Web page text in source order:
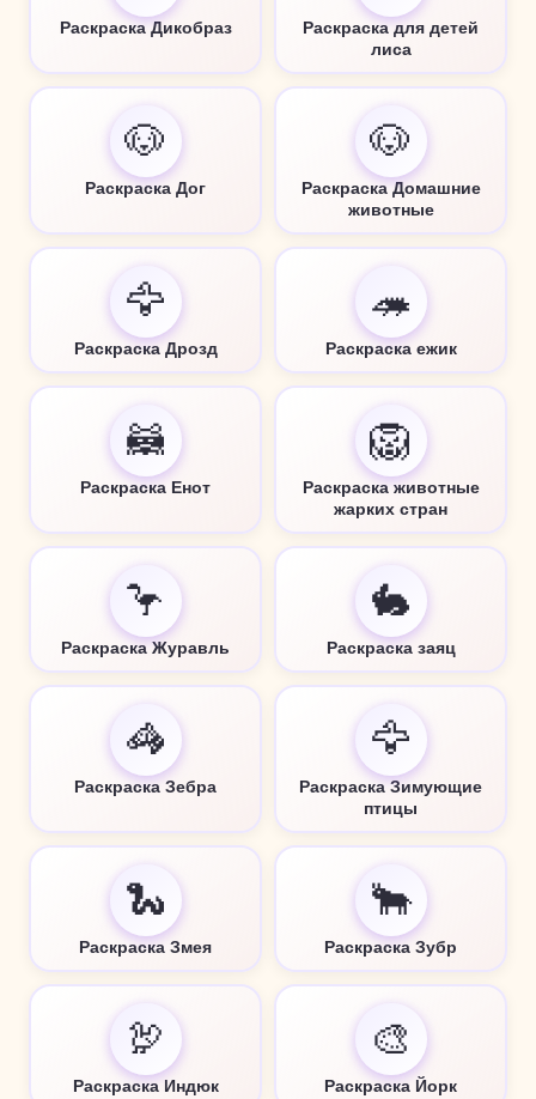
Раскраска Дикобраз
Раскраска для детей
лиса
🐶
Раскраска Дог
🐶
Раскраска Домашние
животные
🦅
Раскраска Дрозд
🦔
Раскраска ежик
🦝
Раскраска Енот
🦁
Раскраска животные
жарких стран
🦩
Раскраска Журавль
🐇
Раскраска заяц
🦓
Раскраска Зебра
🦅
Раскраска Зимующие
птицы
🐍
Раскраска Змея
🐂
Раскраска Зубр
🦃
Раскраска Индюк
🎨
Раскраска Йорк